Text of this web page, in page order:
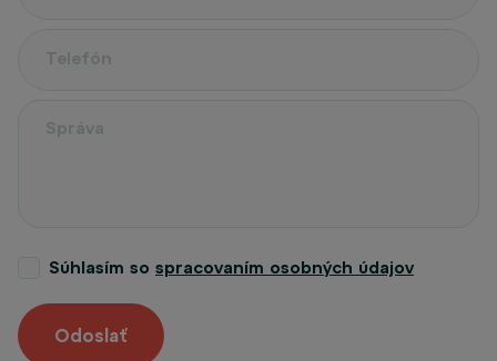
Odoslať
Súhlasím so spracovaním osobných údajov